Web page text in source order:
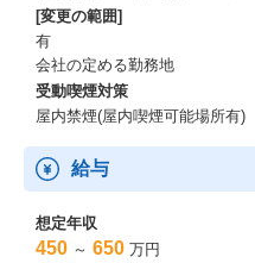
[変更の範囲]
有
会社の定める勤務地
受動喫煙対策
屋内禁煙(屋内喫煙可能場所有)
給与
想定年収
450 ～ 650 万円